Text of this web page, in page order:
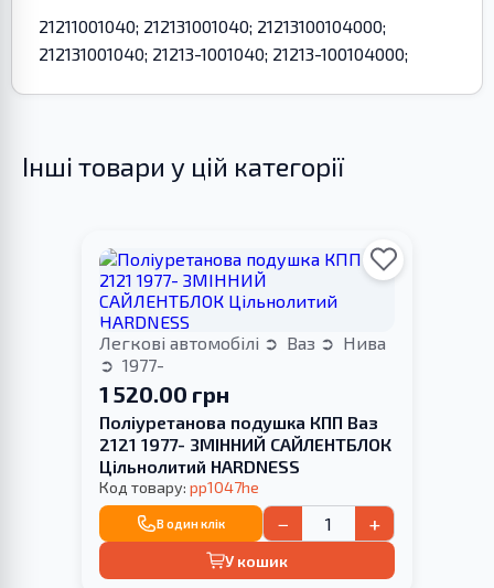
21211001040; 212131001040; 21213100104000;
212131001040; 21213-1001040; 21213-100104000;
Інші товари у цій категорії
Легкові автомобілі Ваз
Нива
1977-
1 520.00 грн
Поліуретанова подушка КПП Ваз
2121 1977- ЗМІННИЙ САЙЛЕНТБЛОК
Цільнолитий HARDNESS
Код товару: pp1047he
В один клік − +
У кошик